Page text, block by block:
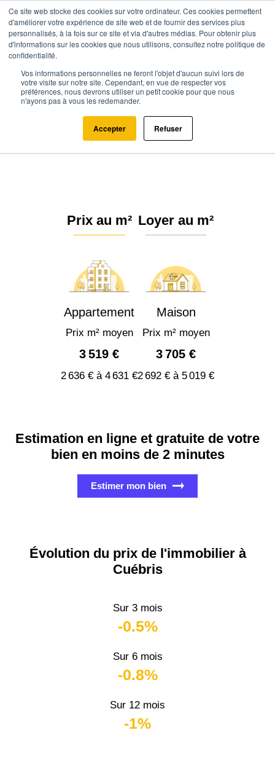
Ce site web stocke des cookies sur votre ordinateur. Ces cookies permettent
d'améliorer votre expérience de site web et de fournir des services plus
personnalisés, à la fois sur ce site et via d'autres médias. Pour obtenir plus
d'informations sur les cookies que nous utilisons, consultez notre politique de
confidentialité.
Vos informations personnelles ne feront l'objet d'aucun suivi lors de
votre visite sur notre site. Cependant, en vue de respecter vos
préférences, nous devrons utiliser un petit cookie pour que nous
n'ayons pas à vous les redemander.
Accepter Refuser
Agence.immo Prix immobilier Provence-Alpes-Côte d'Azur
Alpes-Maritimes Cuébris (06910)
Estimation immobilière à Cuébris
: Prix m² 2026
Prix au m²
Appartement
Prix m² moyen
3 519 €
2 636 € à 4 631 €
Loyer au m²
Maison
Prix m² moyen
3 705 €
2 692 € à 5 019 €
Estimation en ligne et gratuite de votre
bien en moins de 2 minutes
Estimer mon bien
Évolution du prix de l'immobilier à
Cuébris
Sur 3 mois
-0.5%
Sur 6 mois
-0.8%
Sur 12 mois
-1%